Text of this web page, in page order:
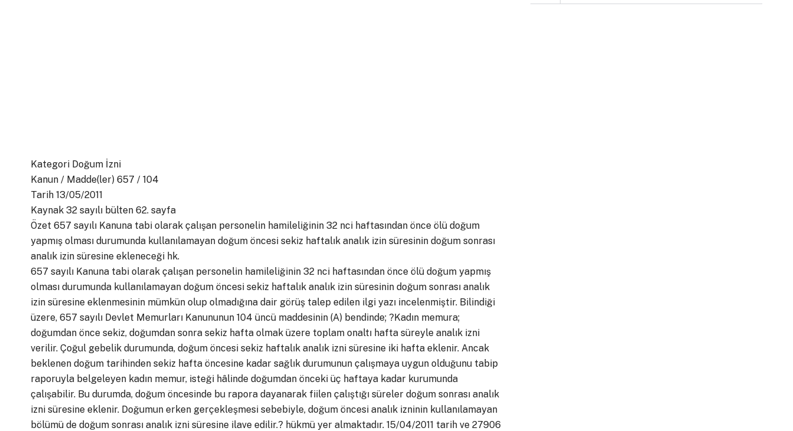
Kategori Doğum İzni
Kanun / Madde(ler) 657 / 104
Tarih 13/05/2011
Kaynak 32 sayılı bülten 62. sayfa
Özet 657 sayılı Kanuna tabi olarak çalışan personelin hamileliğinin 32 nci haftasından önce ölü doğum
yapmış olması durumunda kullanılamayan doğum öncesi sekiz haftalık analık izin süresinin doğum sonrası
analık izin süresine ekleneceği hk.
657 sayılı Kanuna tabi olarak çalışan personelin hamileliğinin 32 nci haftasından önce ölü doğum yapmış
olması durumunda kullanılamayan doğum öncesi sekiz haftalık analık izin süresinin doğum sonrası analık
izin süresine eklenmesinin mümkün olup olmadığına dair görüş talep edilen ilgi yazı incelenmiştir. Bilindiği
üzere, 657 sayılı Devlet Memurları Kanununun 104 üncü maddesinin (A) bendinde; ?Kadın memura;
doğumdan önce sekiz, doğumdan sonra sekiz hafta olmak üzere toplam onaltı hafta süreyle analık izni
verilir. Çoğul gebelik durumunda, doğum öncesi sekiz haftalık analık izni süresine iki hafta eklenir. Ancak
beklenen doğum tarihinden sekiz hafta öncesine kadar sağlık durumunun çalışmaya uygun olduğunu tabip
raporuyla belgeleyen kadın memur, isteği hâlinde doğumdan önceki üç haftaya kadar kurumunda
çalışabilir. Bu durumda, doğum öncesinde bu rapora dayanarak fiilen çalıştığı süreler doğum sonrası analık
izni süresine eklenir. Doğumun erken gerçekleşmesi sebebiyle, doğum öncesi analık izninin kullanılamayan
bölümü de doğum sonrası analık izni süresine ilave edilir.? hükmü yer almaktadır. 15/04/2011 tarih ve 27906